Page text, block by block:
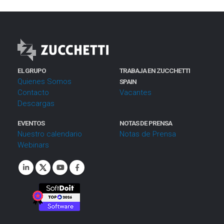
EL GRUPO
Quienes Somos
Contacto
Descargas
TRABAJA EN ZUCCHETTI
SPAIN
Vacantes
EVENTOS
Nuestro calendario
Webinars
NOTAS DE PRENSA
Notas de Prensa